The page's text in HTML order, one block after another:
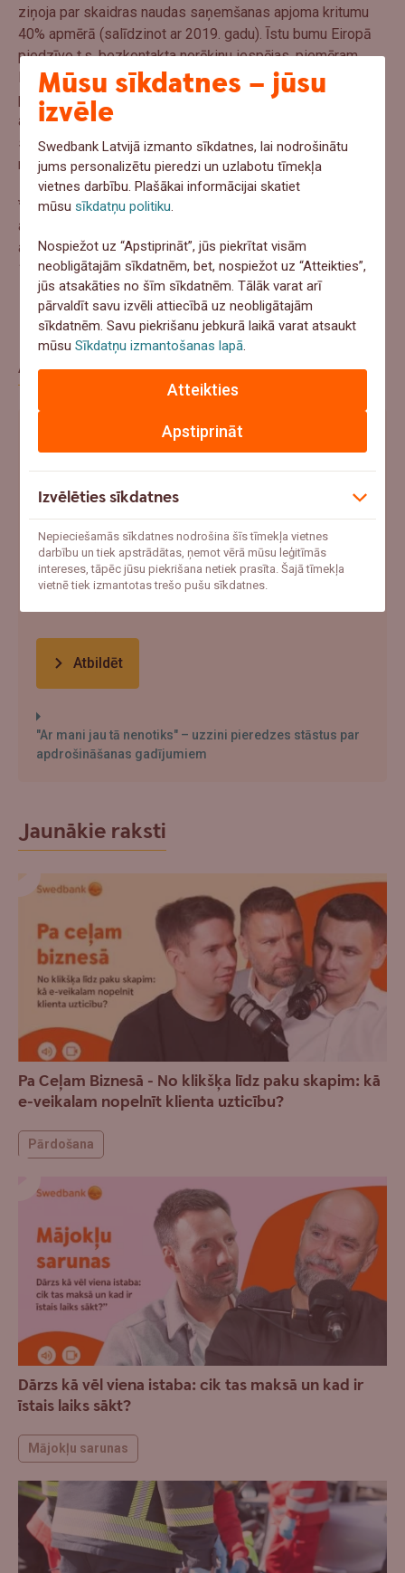
ziņoja par skaidras naudas saņemšanas apjoma kritumu
40% apmērā (salīdzinot ar 2019. gadu). Īstu bumu Eiropā
piedzīvo t.s. bezkontakta norēķinu iespējas, piemēram,
Latvijā gada laikābezkontakta norēķinu
izmantotāju skaits
pieaudzis no 44% līdz 61% (Latvijas Bankas dati). Šobrīd
ar lielu pārliecību var teikt, ka pēcpandēmijas apstākļos
saglabāsies gan paradumi iepirkties internetā, gan
norēķināties ar bezkontakta karti vai viedtālruni.
* Pēc Swedbank pasūtīja Baltijas valstu iedzīvotāju
aptauja veikta sadarbībā ar SKDS 2021. gada aprīlī,
aptaujājot 1000 respondentu katrā no valstīm vecumā no
18 līdz 75 gadiem.
Aptauja
Ja šovasar notiktu negadījums un pēkšņi
Ņemtu no uzkrājumiem
Meklētu aizņēmumu
Paļautos uz apdrošināšanu
Atbildēt
"Ar mani jau tā nenotiks" – uzzini pieredzes stāstus par
apdrošināšanas gadījumiem
Jaunākie raksti
Pa Ceļam Biznesā - No klikšķa līdz paku skapim: kā
e-veikalam nopelnīt klienta uzticību?
Pārdošana
Dārzs kā vēl viena istaba: cik tas maksā un kad ir
īstais laiks sākt?
Mājokļu sarunas
Mūsu sīkdatnes – jūsu
izvēle
Swedbank Latvijā izmanto sīkdatnes, lai nodrošinātu
jums personalizētu pieredzi un uzlabotu tīmekļa
vietnes darbību. Plašākai informācijai skatiet
mūsusīkdatņu politiku.
Nospiežot uz “Apstiprināt”, jūs piekrītat visām
neobligātajām sīkdatnēm, bet, nospiežot uz “Atteikties”,
jūs atsakāties no šīm sīkdatnēm. Tālāk varat arī
pārvaldīt savu izvēli attiecībā uz neobligātajām
sīkdatnēm. Savu piekrišanu jebkurā laikā varat atsaukt
mūsuSīkdatņu izmantošanas lapā.
Apstiprināt
Atteikties
Izvēlēties sīkdatnes
Nepieciešamās sīkdatnes nodrošina šīs tīmekļa vietnes
darbību un tiek apstrādātas, ņemot vērā mūsu leģitīmās
intereses, tāpēc jūsu piekrišana netiek prasīta. Šajā tīmekļa
vietnē tiek izmantotas trešo pušu sīkdatnes.